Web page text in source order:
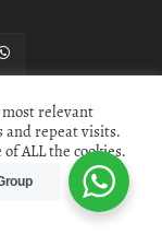
Akshara Media
most relevant
repeat visits.
ALL the cookies.